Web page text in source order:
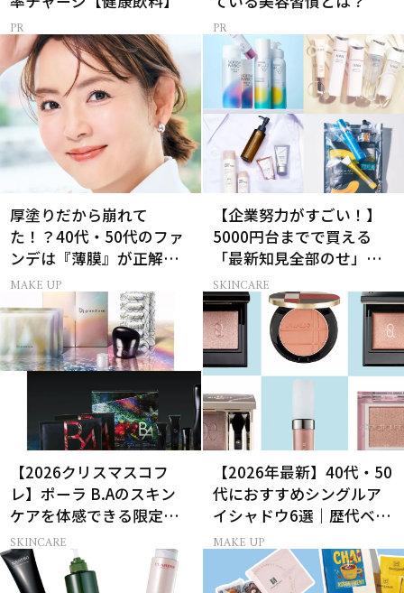
厚塗りだから崩れて
た！？40代・50代のファ
ンデは『薄膜』が正解で
した
MAKE UP
【企業努力がすごい！】
5000円台までで買える
「最新知見全部のせ」ス
キンケア名品34選
SKINCARE
【2026クリスマスコフ
レ】ポーラ B.Aのスキン
ケアを体感できる限定コ
フレが登場
SKINCARE
【2026年最新】40代・50
代におすすめシングルア
イシャドウ6選｜歴代ベス
トコスメ受賞まとめ
MAKE UP